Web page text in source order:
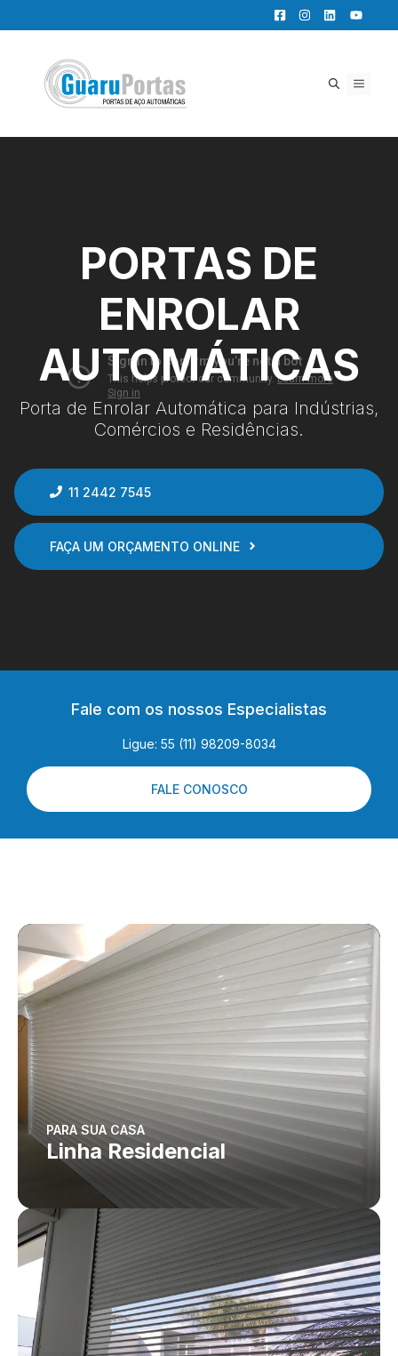
para
conteúdo
MENU
PORTAS DE
ENROLAR
AUTOMÁTICAS
Porta de Enrolar Automática para Indústrias,
Comércios e Residências.
11 2442 7545
FAÇA UM ORÇAMENTO ONLINE
Fale com os nossos Especialistas
Ligue: 55 (11) 98209-8034
FALE CONOSCO
PARA SUA CASA
Linha Residencial